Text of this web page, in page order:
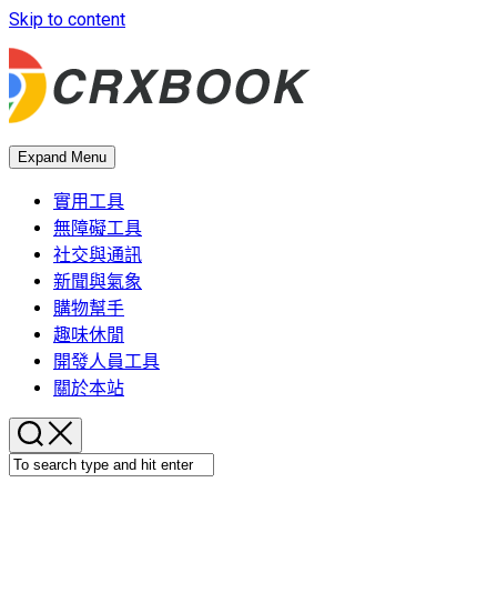
Skip to content
Expand Menu
實用工具
無障礙工具
社交與通訊
新聞與氣象
購物幫手
趣味休閒
開發人員工具
關於本站